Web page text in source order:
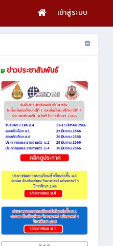
เข้าสู่ระบบ
ข่าวประชาสัมพันธ์